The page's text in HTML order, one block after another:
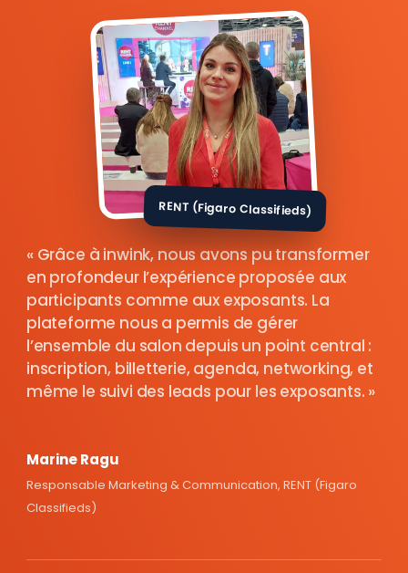
RENT (Figaro Classifieds)
Grâce à inwink, nous avons pu transformer
en profondeur l’expérience proposée aux
participants comme aux exposants. La
plateforme nous a permis de gérer
l’ensemble du salon depuis un point central :
inscription, billetterie, agenda, networking, et
même le suivi des leads pour les exposants.
Marine Ragu
Responsable Marketing & Communication, RENT (Figaro
Classifieds)